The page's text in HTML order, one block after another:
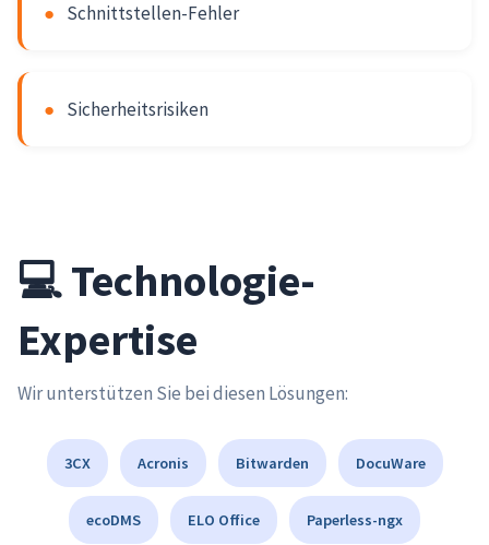
● Schnittstellen-Fehler
● Sicherheitsrisiken
💻 Technologie-
Expertise
Wir unterstützen Sie bei diesen Lösungen:
3CX Acronis Bitwarden DocuWare
ecoDMS ELO Office Paperless-ngx